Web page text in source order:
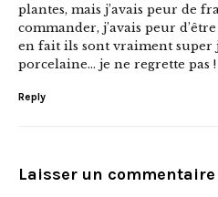
plantes, mais j’avais peur de
commander, j’avais peur
en fait ils sont vraiment super
porcelaine… je ne regrette pas !
Reply
Laisser un commentaire